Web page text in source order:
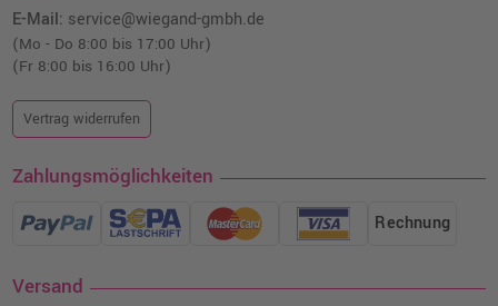
Vertikale Streifen
Verschmutzte oder beschädigte Bildtrommel
Defekte Fixiereinheit
Weiße Streifen
Verstopfte Düsen beim Tintenstrahldrucker
E-Mail: service@wiegand-gmbh.de
(Mo - Do 8:00 bis 17:00 Uhr)
(Fr 8:00 bis 16:00 Uhr)
Vertrag widerrufen
Zahlungsmöglichkeiten
Rechnung
Versand